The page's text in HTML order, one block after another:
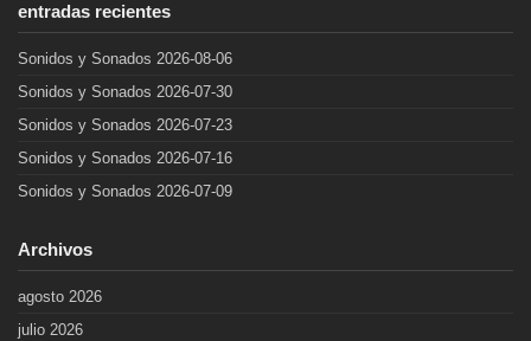
entradas recientes
Sonidos y Sonados 2026-08-06
Sonidos y Sonados 2026-07-30
Sonidos y Sonados 2026-07-23
Sonidos y Sonados 2026-07-16
Sonidos y Sonados 2026-07-09
Archivos
agosto 2026
julio 2026